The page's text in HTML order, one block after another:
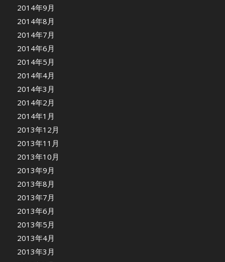
2014年9月
2014年8月
2014年7月
2014年6月
2014年5月
2014年4月
2014年3月
2014年2月
2014年1月
2013年12月
2013年11月
2013年10月
2013年9月
2013年8月
2013年7月
2013年6月
2013年5月
2013年4月
2013年3月